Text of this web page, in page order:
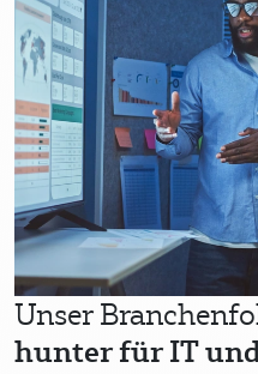
Unser
hunter für IT